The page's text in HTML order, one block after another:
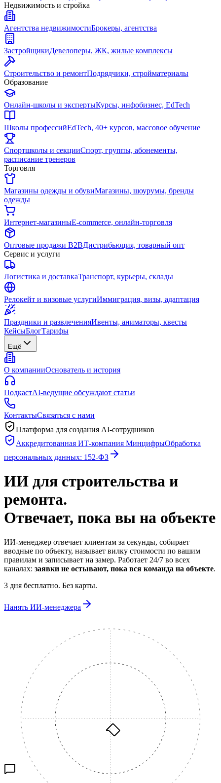
Недвижимость и стройка
Агентства недвижимостиБрокеры, агентства
ЗастройщикиДевелоперы, ЖК, жилые комплексы
Строительство и ремонтПодрядчики, стройматериалы
Образование
Онлайн-школы и экспертыКурсы, инфобизнес, EdTech
Школы профессийEdTech, 40+ курсов, массовое обучение
Спортшколы и секцииСпорт, группы, абонементы,
расписание тренеров
Торговля
Магазины одежды и обувиМагазины, шоурумы, бренды
одежды
Интернет-магазиныE-commerce, онлайн-торговля
Оптовые продажи B2BДистрибьюция, товарный опт
Сервис и услуги
Логистика и доставкаТранспорт, курьеры, склады
Релокейт и визовые услугиИммиграция, визы, адаптация
Праздники и развлеченияИвенты, аниматоры, квесты
КейсыБлогТарифы
Ещё
О компанииОснователь и история
ПодкастAI-ведущие обсуждают статьи
КонтактыСвязаться с нами
Платформа для создания AI-сотрудников
Аккредитованная ИТ-компания МинцифрыОбработка
персональных данных: 152-ФЗ
ИИ для строительства и
ремонта.
Отвечает, пока вы на объекте
ИИ-менеджер отвечает клиентам за секунды, собирает
вводные по объекту, называет вилку стоимости по вашим
правилам и записывает на замер. Работает 24/7 во всех
каналах: заявки не остывают, пока вся команда на объекте.
3 дня бесплатно. Без карты.
Нанять ИИ-менеджера